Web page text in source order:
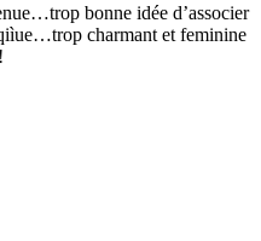
bonne idée d’associer
charmant et feminine